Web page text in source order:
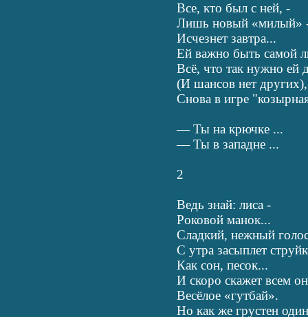
Все, кто был с ней, -
Лишь новый «милый»
Исчезнет завтра...
Ей важно быть самой
Всё, что так нужно ей
(И шансов нет
Снова в игре
— Ты на крючке ...
— Ты в западне ...
2
Ведь знай: лиса -
Роковой манок...
Сладкий, нежный
С утра засыплет
Как сон, песок...
И скоро скажет всем
Весёлое «гутбай».
Но как же грустен